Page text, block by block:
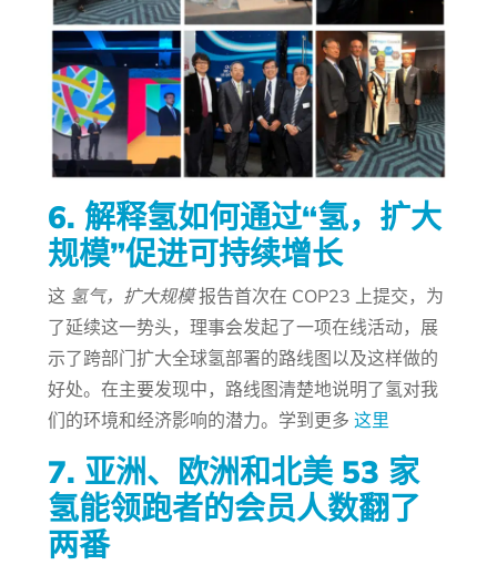
6. 解释氢如何通过“氢，扩大
规模”促进可持续增长
这 氢气，扩大规模报告首次在 COP23 上提交，为
了延续这一势头，理事会发起了一项在线活动，展
示了跨部门扩大全球氢部署的路线图以及这样做的
好处。在主要发现中，路线图清楚地说明了氢对我
们的环境和经济影响的潜力。学到更多 这里
7. 亚洲、欧洲和北美 53 家
氢能领跑者的会员人数翻了
两番